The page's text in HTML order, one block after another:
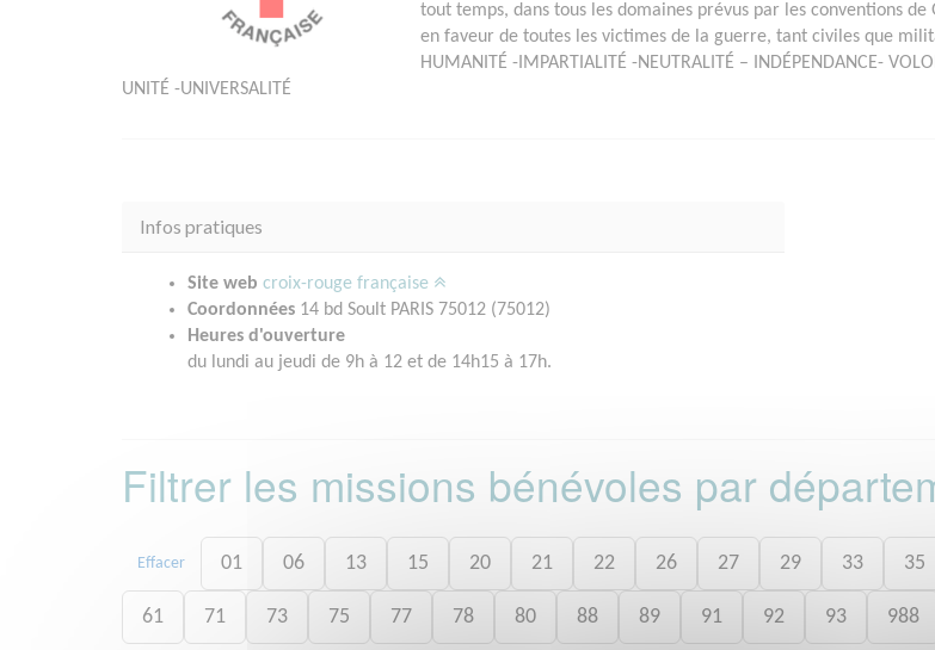
tout temps, dans tous les domaines prévus par les conventions de
en faveur de toutes les victimes de la guerre, tant civiles que
HUMANITÉ -IMPARTIALITÉ -NEUTRALITÉ – INDÉPENDANCE-
UNITÉ -UNIVERSALITÉ
Infos pratiques
Site web croix-rouge française
Coordonnées 14 bd Soult PARIS 75012 (75012)
Heures d'ouverture
du lundi au jeudi de 9h à 12 et de 14h15 à 17h.
Filtrer les missions bénévoles par
Effacer 01 06 13 15 20 21 22 26 27 29 33 35
61 71 73 75 77 78 80 88 89 91 92 93 988